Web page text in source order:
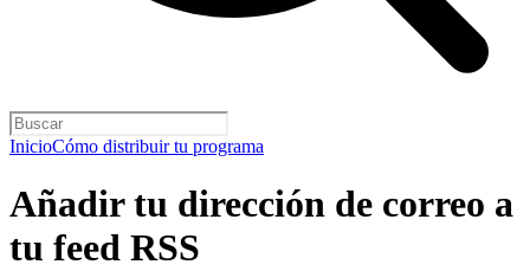
InicioCómo distribuir tu programa
Añadir tu dirección de correo a
tu feed RSS